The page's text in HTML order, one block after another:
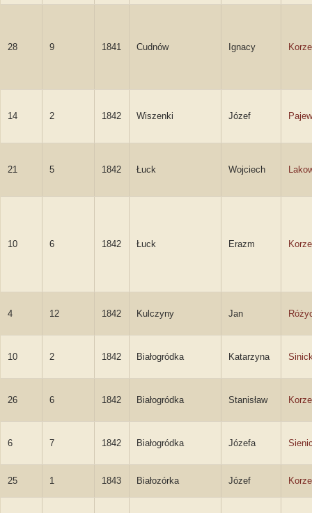
28 9 1841 Cudnów Ignacy
14 2 1842 Wiszenki Józef
21 5 1842 Łuck Wojciech
10 6 1842 Łuck Erazm
4 12 1842 Kulczyny Jan
10 2 1842 Białogródka Katarzyna
26 6 1842 Białogródka Stanisław
6 7 1842 Białogródka Józefa
25 1 1843 Białozórka Józef